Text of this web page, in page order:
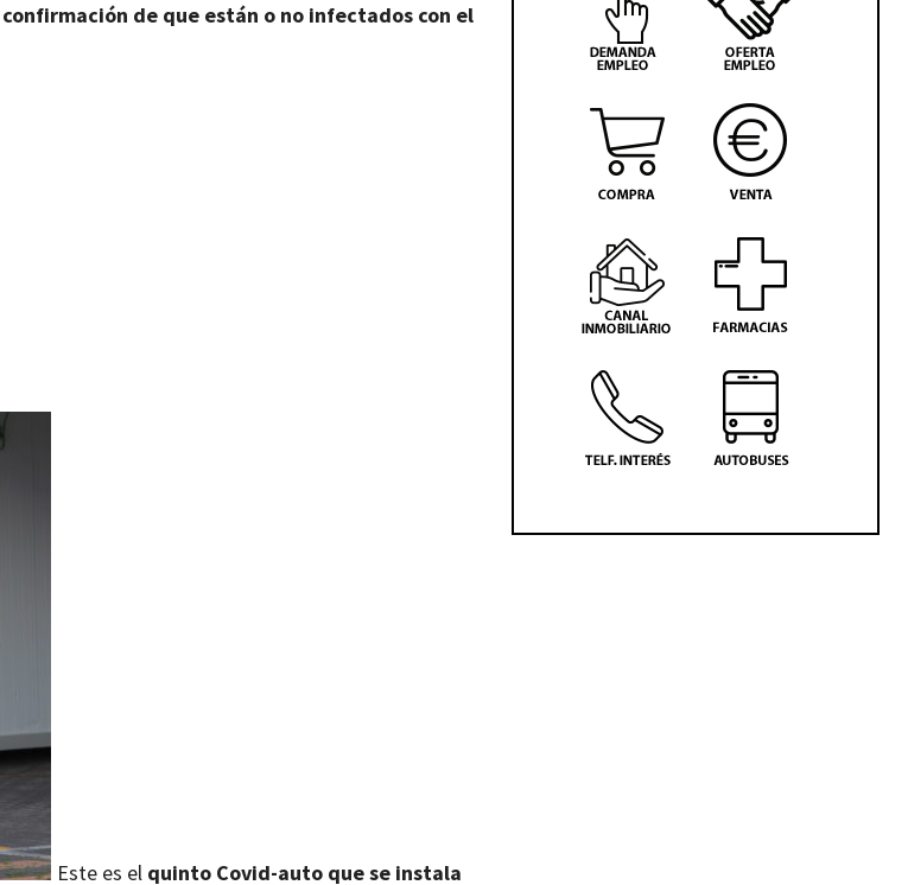
confirmación de que están o no infectados con el
Este es el quinto Covid-auto que se instala